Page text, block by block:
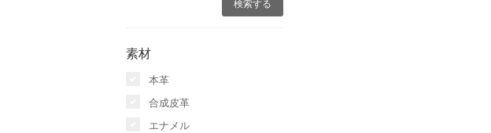
素材
本革
合成皮革
エナメル